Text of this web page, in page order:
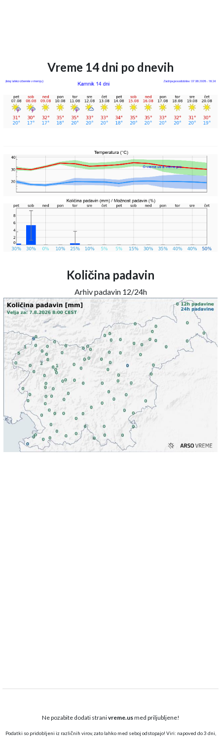
Vreme 14 dni po dnevih
Količina padavin
Arhiv padavin 12/24h
Ne pozabite dodati stranivreme.usmed priljubljene!
Podatki so pridobljeni iz različnih virov, zato lahko med seboj odstopajo! Viri: napoved do 3 dni,